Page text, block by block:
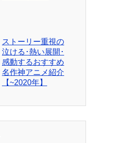
ストーリー重視の
泣ける･熱い展開･
感動するおすすめ
名作神アニメ紹介
【~2020年】